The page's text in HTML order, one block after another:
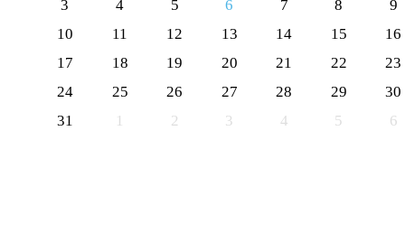
3
4 5 6 7 8
9
10
11 12 13 14 15
16
17
18 19 20 21 22
23
24
25 26 27 28 29
30
31
1 2 3 4 5 6